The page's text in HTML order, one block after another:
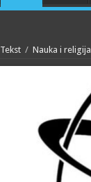
Tekst / Nauka i religija